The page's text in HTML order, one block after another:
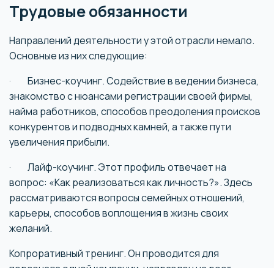
Трудовые обязанности
Направлений деятельности у этой отрасли немало.
Основные из них следующие:
· Бизнес-коучинг. Содействие в ведении бизнеса,
знакомство с нюансами регистрации своей фирмы,
найма работников, способов преодоления происков
конкурентов и подводных камней, а также пути
увеличения прибыли.
· Лайф-коучинг. Этот профиль отвечает на
вопрос: «Как реализоваться как личность?». Здесь
рассматриваются вопросы семейных отношений,
карьеры, способов воплощения в жизнь своих
желаний.
Копроративный тренинг. Он проводится для